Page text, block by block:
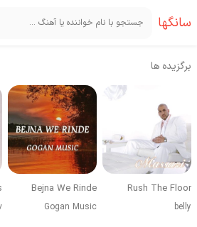
سانگها
برگزیده ها
Rush The Floor
belly
Bejna We Rinde
Gogan Music